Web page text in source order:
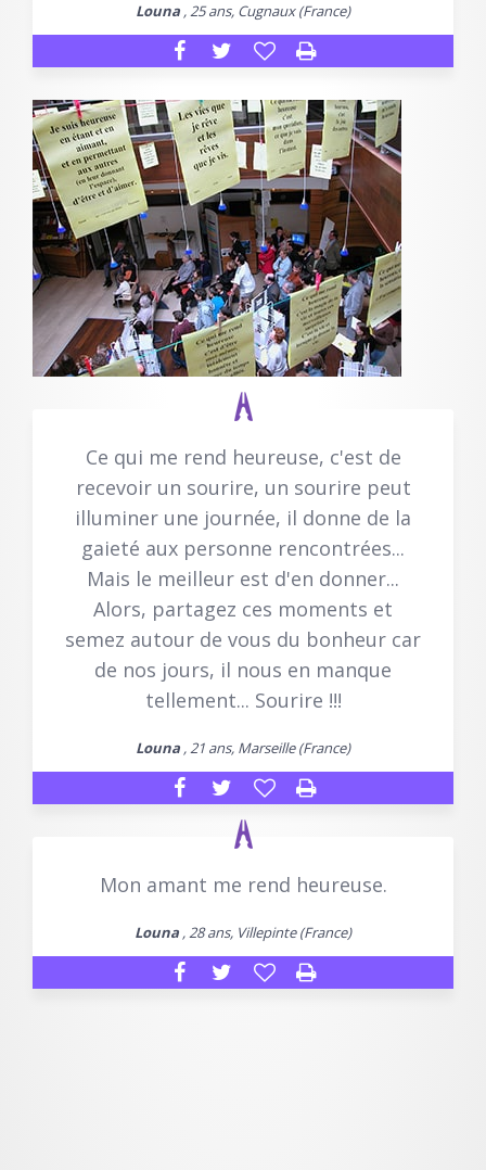
Louna , 25 ans, Cugnaux (France)
Ce qui me rend heureuse, c'est de
recevoir un sourire, un sourire peut
illuminer une journée, il donne de la
gaieté aux personne rencontrées...
Mais le meilleur est d'en donner...
Alors, partagez ces moments et
semez autour de vous du bonheur car
de nos jours, il nous en manque
tellement... Sourire !!!
Louna , 21 ans, Marseille (France)
Mon amant me rend heureuse.
Louna , 28 ans, Villepinte (France)